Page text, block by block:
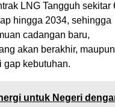
LNG Tangguh sekitar
hingga 2034, sehingga
cadangan baru,
akan berakhir, maupun
gap kebutuhan.
untuk Negeri